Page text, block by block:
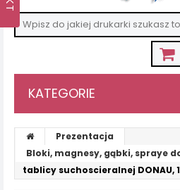
KATEGORIE
Prezentacja
Bloki, magnesy, gąbki, spraye
tablicy suchoscieralnej DONAU,